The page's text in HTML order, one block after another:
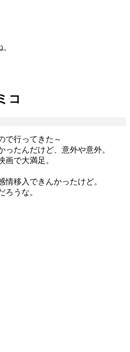
コ
で行ってきた～
ったんだけど、意外や意外。
画で大満足。
情移入できんかったけど。
ろうな。